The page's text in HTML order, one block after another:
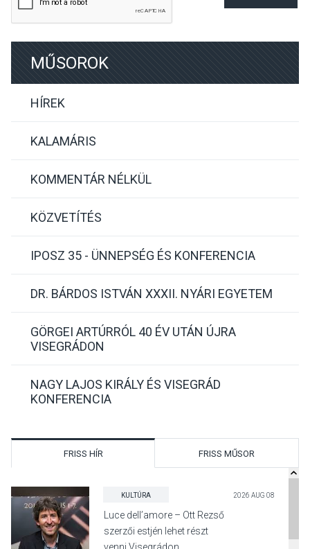
MŰSOROK
HÍREK
KALAMÁRIS
KOMMENTÁR NÉLKÜL
KÖZVETÍTÉS
IPOSZ 35 - ÜNNEPSÉG ÉS KONFERENCIA
DR. BÁRDOS ISTVÁN XXXII. NYÁRI EGYETEM
GÖRGEI ARTÚRRÓL 40 ÉV UTÁN ÚJRA
VISEGRÁDON
NAGY LAJOS KIRÁLY ÉS VISEGRÁD
KONFERENCIA
FRISS HÍR FRISS MŰSOR
KULTÚRA 2026 AUG 08
Luce dell’amore – Ott Rezső
szerzői estjén lehet részt